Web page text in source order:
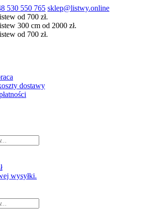
530 550 765 sklep@listwy.online
od 700 zł.
300 cm od 2000 zł.
od 700 zł.
dostawy
wysyłki.